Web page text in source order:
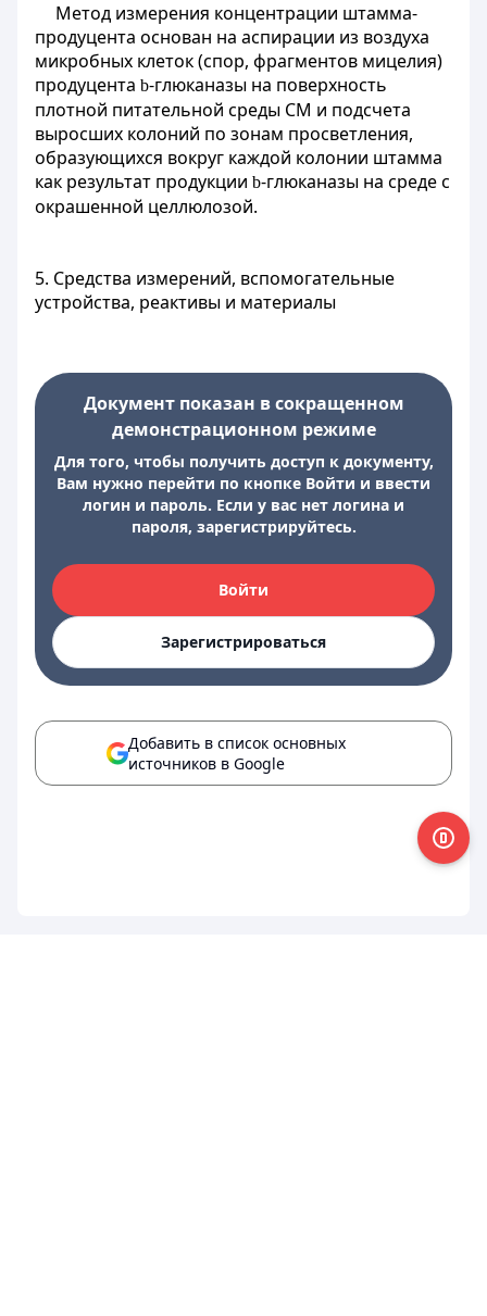
Метод измерения концентрации штамма-
продуцента основан на аспирации из воздуха
микробных клеток (спор, фрагментов мицелия)
продуцента b-глюканазы на поверхность
плотной питательной среды СМ и подсчета
выросших колоний по зонам просветления,
образующихся вокруг каждой колонии штамма
как результат продукции b-глюканазы на среде с
окрашенной целлюлозой.
5. Средства измерений, вспомогательные
устройства, реактивы и материалы
Документ показан в сокращенном
демонстрационном режиме
Для того, чтобы получить доступ к документу,
Вам нужно перейти по кнопке Войти и ввести
логин и пароль. Если у вас нет логина и
пароля, зарегистрируйтесь.
Войти
Зарегистрироваться
Добавить в список основных
источников в Google